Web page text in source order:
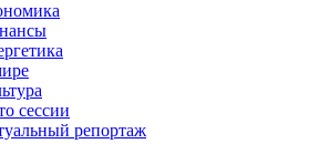
сессии
репортаж